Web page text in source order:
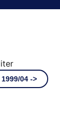
1999/04 ->